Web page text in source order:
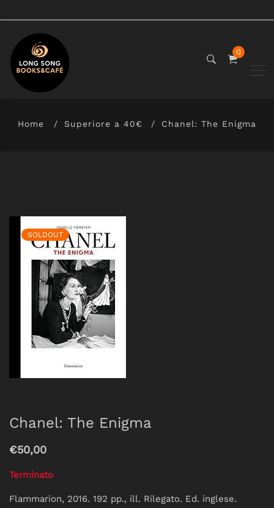
0
Home Superiore a 40€ Chanel: The Enigma
SOLDOUT
Chanel: The Enigma
€50,00
Terminato
Flammarion, 2016. 192 pp., ill. Rilegato. Ed. inglese.